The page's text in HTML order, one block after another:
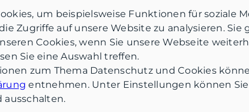
Basis
wenn Sie Ihre
wollen!
Tipps für Kauf
Sie die Chancen
2026
2026 bietet
um beispielsweise Funktionen für soziale
Zugriffe auf unsere Website zu analysieren. Sie
Cookies, wenn Sie unsere Webseite
Sie eine Auswahl treffen.
zum Thema Datenschutz und Cookies
entnehmen. Unter Einstellungen können